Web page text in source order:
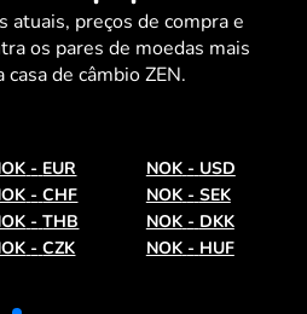
atuais, preços de compra e
os pares de moedas mais
de câmbio ZEN.
- EUR NOK - USD
- CHF NOK - SEK
- THB NOK - DKK
- CZK NOK - HUF